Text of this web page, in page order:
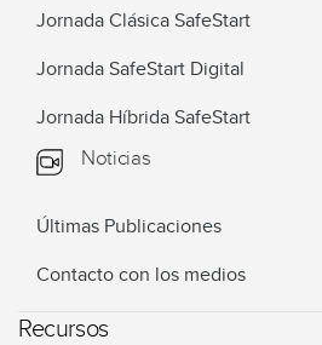
Jornada Clásica SafeStart
Jornada SafeStart Digital
Jornada Híbrida SafeStart
Noticias
Últimas Publicaciones
Contacto con los medios
Recursos